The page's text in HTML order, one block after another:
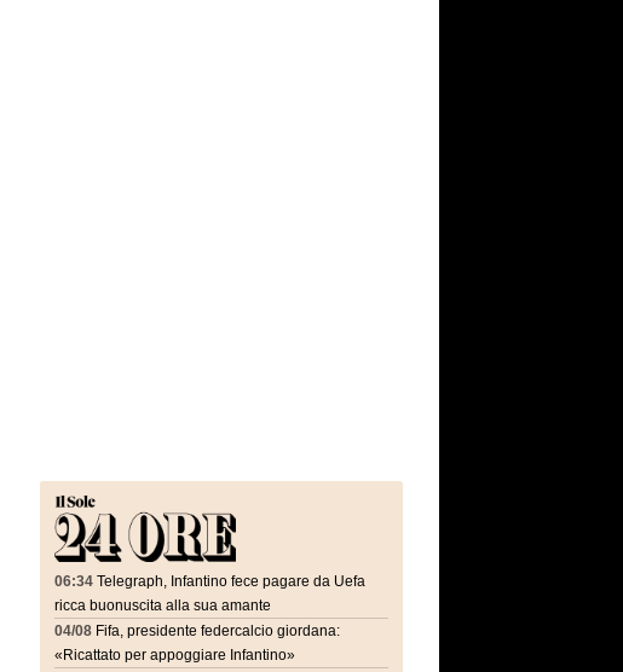
06:34 Telegraph, Infantino fece pagare da Uefa
ricca buonuscita alla sua amante
04/08 Fifa, presidente federcalcio giordana:
«Ricattato per appoggiare Infantino»